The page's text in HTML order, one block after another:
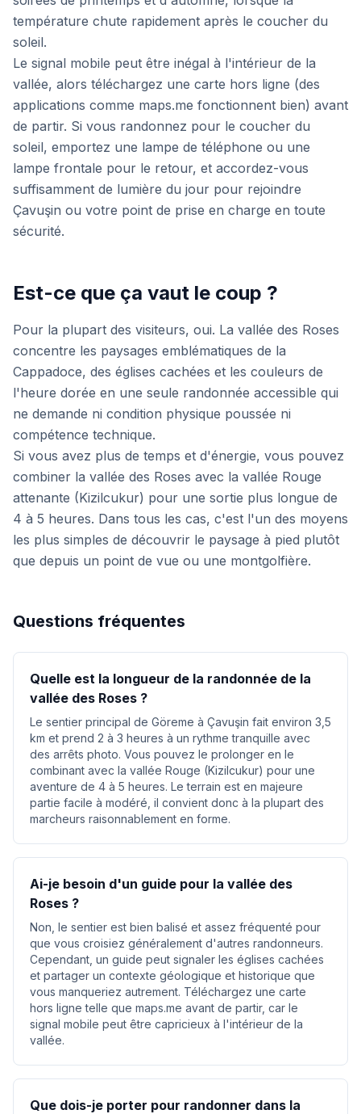
température chute rapidement après le coucher du
soleil.
Le signal mobile peut être inégal à l'intérieur de la
vallée, alors téléchargez une carte hors ligne (des
applications comme maps.me fonctionnent bien) avant
de partir. Si vous randonnez pour le coucher du
soleil, emportez une lampe de téléphone ou une
lampe frontale pour le retour, et accordez-vous
suffisamment de lumière du jour pour rejoindre
Çavuşin ou votre point de prise en charge en toute
sécurité.
Est-ce que ça vaut le coup ?
Pour la plupart des visiteurs, oui. La vallée des Roses
concentre les paysages emblématiques de la
Cappadoce, des églises cachées et les couleurs de
l'heure dorée en une seule randonnée accessible qui
ne demande ni condition physique poussée ni
compétence technique.
Si vous avez plus de temps et d'énergie, vous pouvez
combiner la vallée des Roses avec la vallée Rouge
attenante (Kizilcukur) pour une sortie plus longue de
4 à 5 heures. Dans tous les cas, c'est l'un des moyens
les plus simples de découvrir le paysage à pied plutôt
que depuis un point de vue ou une montgolfière.
Questions fréquentes
Quelle est la longueur de la randonnée de la
vallée des Roses ?
Le sentier principal de Göreme à Çavuşin fait environ 3,5
km et prend 2 à 3 heures à un rythme tranquille avec
des arrêts photo. Vous pouvez le prolonger en le
combinant avec la vallée Rouge (Kizilcukur) pour une
aventure de 4 à 5 heures. Le terrain est en majeure
partie facile à modéré, il convient donc à la plupart des
marcheurs raisonnablement en forme.
Ai-je besoin d'un guide pour la vallée des
Roses ?
Non, le sentier est bien balisé et assez fréquenté pour
que vous croisiez généralement d'autres randonneurs.
Cependant, un guide peut signaler les églises cachées
et partager un contexte géologique et historique que
vous manqueriez autrement. Téléchargez une carte
hors ligne telle que maps.me avant de partir, car le
signal mobile peut être capricieux à l'intérieur de la
vallée.
Que dois-je porter pour randonner dans la